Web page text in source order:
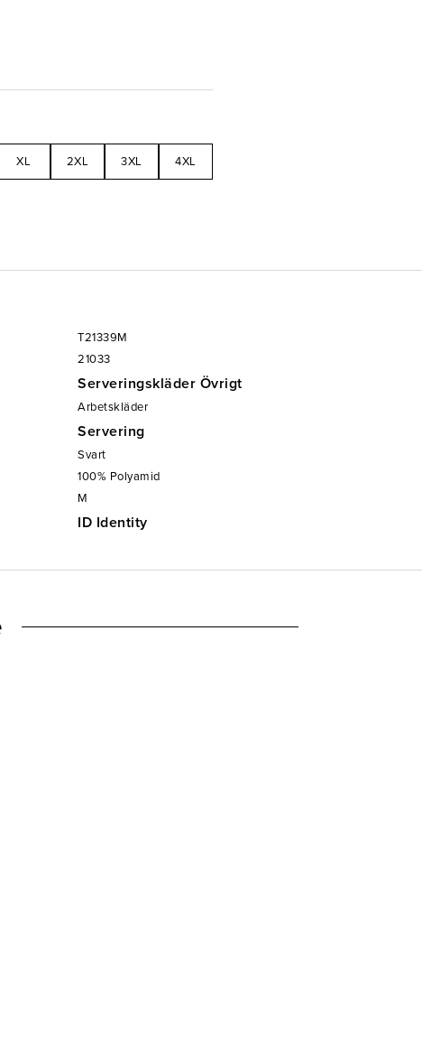
XL 2XL 3XL 4XL
T21339M
21033
Serveringskläder Övrigt
Arbetskläder
Servering
Svart
100% Polyamid
M
ID Identity